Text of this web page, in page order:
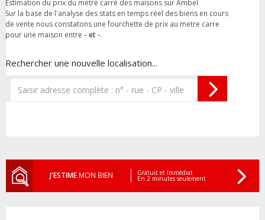
Estimation du prix du mètre carré des maisons sur Ambel
Sur la base de l'analyse des stats en temps réel des biens en cours
de vente nous constatons une fourchette de prix au metre carre
pour une maison entre - et -.
Rechercher une nouvelle localisation...
J'ESTIMEMON BIEN Gratuit et Immédiat
En 2 minutes seulement